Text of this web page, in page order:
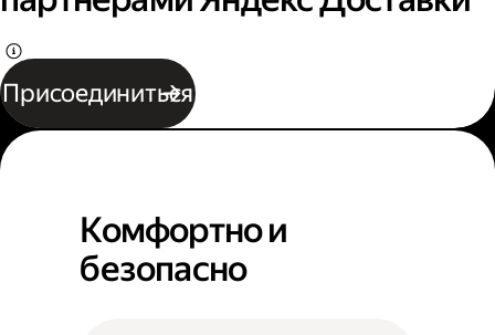
Присоединиться
Комфортно и
безопасно